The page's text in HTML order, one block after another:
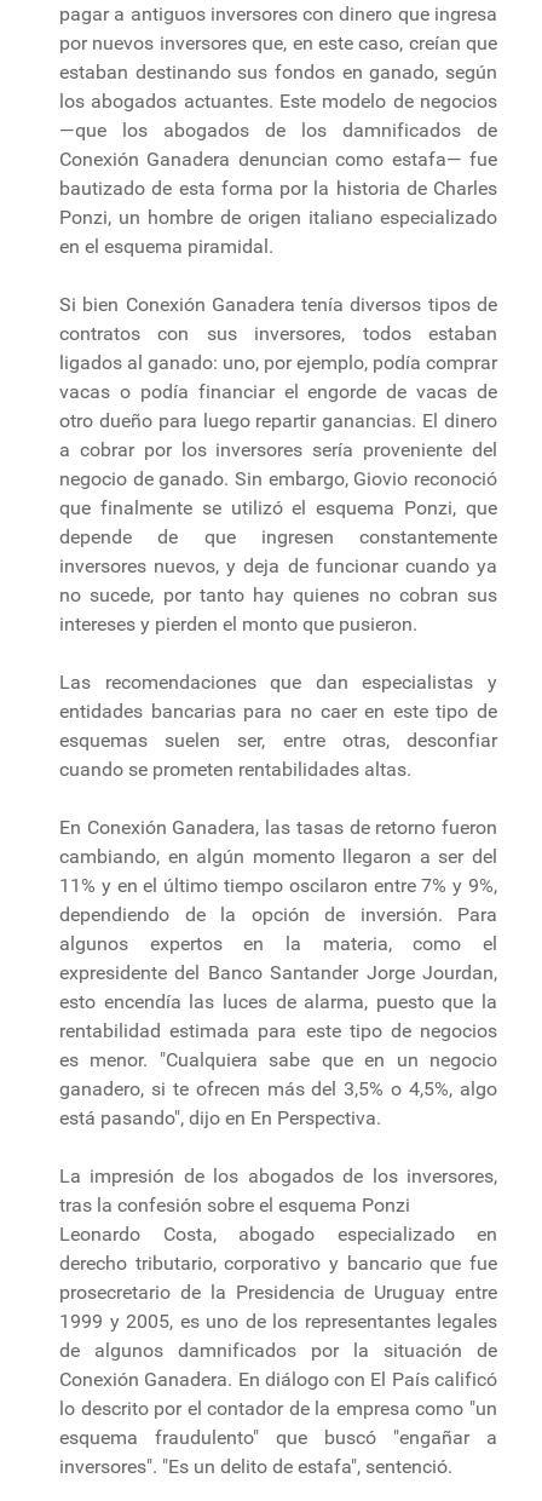
pagar a antiguos inversores con dinero que ingresa
por nuevos inversores que, en este caso, creían que
estaban destinando sus fondos en ganado, según
los abogados actuantes. Este modelo de negocios
—que los abogados de los damnificados de
Conexión Ganadera denuncian como estafa— fue
bautizado de esta forma por la historia de Charles
Ponzi, un hombre de origen italiano especializado
en el esquema piramidal.
Si bien Conexión Ganadera tenía diversos tipos de
contratos con sus inversores, todos estaban
ligados al ganado: uno, por ejemplo, podía comprar
vacas o podía financiar el engorde de vacas de
otro dueño para luego repartir ganancias. El dinero
a cobrar por los inversores sería proveniente del
negocio de ganado. Sin embargo, Giovio reconoció
que finalmente se utilizó el esquema Ponzi, que
depende de que ingresen constantemente
inversores nuevos, y deja de funcionar cuando ya
no sucede, por tanto hay quienes no cobran sus
intereses y pierden el monto que pusieron.
Las recomendaciones que dan especialistas y
entidades bancarias para no caer en este tipo de
esquemas suelen ser, entre otras, desconfiar
cuando se prometen rentabilidades altas.
En Conexión Ganadera, las tasas de retorno fueron
cambiando, en algún momento llegaron a ser del
11% y en el último tiempo oscilaron entre 7% y 9%,
dependiendo de la opción de inversión. Para
algunos expertos en la materia, como el
expresidente del Banco Santander Jorge Jourdan,
esto encendía las luces de alarma, puesto que la
rentabilidad estimada para este tipo de negocios
es menor. "Cualquiera sabe que en un negocio
ganadero, si te ofrecen más del 3,5% o 4,5%, algo
está pasando", dijo en En Perspectiva.
La impresión de los abogados de los inversores,
tras la confesión sobre el esquema Ponzi
Leonardo Costa, abogado especializado en
derecho tributario, corporativo y bancario que fue
prosecretario de la Presidencia de Uruguay entre
1999 y 2005, es uno de los representantes legales
de algunos damnificados por la situación de
Conexión Ganadera. En diálogo con El País calificó
lo descrito por el contador de la empresa como "un
esquema fraudulento" que buscó "engañar a
inversores". "Es un delito de estafa", sentenció.